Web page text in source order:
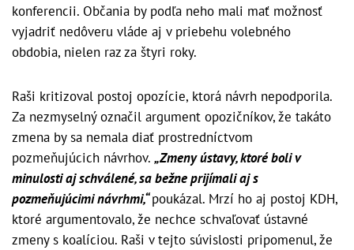
konferencii. Občania by podľa neho mali mať možnosť
vyjadriť nedôveru vláde aj v priebehu volebného
obdobia, nielen raz za štyri roky.
Raši kritizoval postoj opozície, ktorá návrh nepodporila.
Za nezmyselný označil argument opozičníkov, že takáto
zmena by sa nemala diať prostredníctvom
pozmeňujúcich návrhov. „Zmeny ústavy, ktoré boli v
minulosti aj schválené, sa bežne prijímali aj s
pozmeňujúcimi návrhmi,“poukázal. Mrzí ho aj postoj KDH,
ktoré argumentovalo, že nechce schvaľovať ústavné
zmeny s koalíciou. Raši v tejto súvislosti pripomenul, že